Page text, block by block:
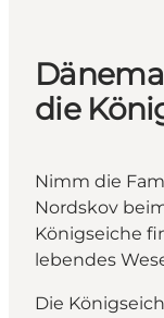
die
Nimm die
Nordskov
Königseiche
lebendes
Die